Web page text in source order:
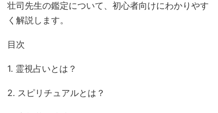
壮司先生の鑑定について、初心者向けにわかりやす
く解説します。
目次
1. 霊視占いとは？
2. スピリチュアルとは？